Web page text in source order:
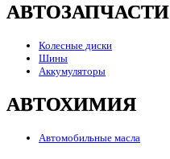
АВТОЗАПЧАСТИ
Колесные диски
Шины
Аккумуляторы
АВТОХИМИЯ
Автомобильные масла